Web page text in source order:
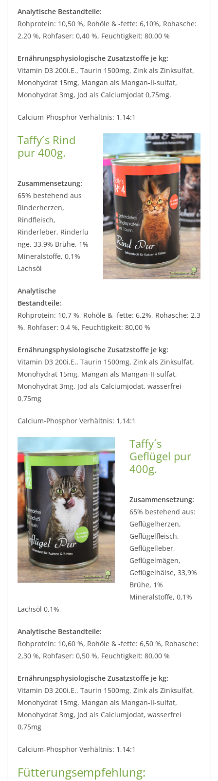
Analytische Bestandteile:
Rohprotein: 10,50 %, Rohöle & -fette: 6,10%, Rohasche:
2,20 %, Rohfaser: 0,40 %, Feuchtigkeit: 80,00 %
Ernährungsphysiologische Zusatzstoffe je kg:
Vitamin D3 200i.E., Taurin 1500mg, Zink als Zinksulfat,
Monohydrat 15mg, Mangan als Mangan-II-sulfat,
Monohydrat 3mg, Jod als Calciumjodat 0,75mg.
Calcium-Phosphor Verhältnis: 1,14:1
Taffy´s Rind
pur 400g.
Zusammensetzung:
65% bestehend aus
Rinderherzen,
Rindfleisch,
Rinderleber, Rinderlu
nge, 33,9% Brühe, 1%
Mineralstoffe, 0,1%
Lachsöl
Analytische
Bestandteile:
Rohprotein: 10,7 %, Rohöle & -fette: 6,2%, Rohasche: 2,3
%, Rohfaser: 0,4 %, Feuchtigkeit: 80,00 %
Ernährungsphysiologische Zusatzstoffe je kg:
Vitamin D3 200i.E., Taurin 1500mg, Zink als Zinksulfat,
Monohydrat 15mg, Mangan als Mangan-II-sulfat,
Monohydrat 3mg, Jod als Calciumjodat, wasserfrei
0,75mg
Calcium-Phosphor Verhältnis: 1,14:1
Taffy´s
Geflügel pur
400g.
Zusammensetzung:
65% bestehend aus:
Geflügelherzen,
Geflügelfleisch,
Geflügelleber,
Geflügelmägen,
Geflügelhälse, 33,9%
Brühe, 1%
Mineralstoffe, 0,1%
Lachsöl 0,1%
Analytische Bestandteile:
Rohprotein: 10,60 %, Rohöle & -fette: 6,50 %, Rohasche:
2,30 %, Rohfaser: 0,50 %, Feuchtigkeit: 80,00 %
Ernährungsphysiologische Zusatzstoffe je kg:
Vitamin D3 200i.E., Taurin 1500mg, Zink als Zinksulfat,
Monohydrat 15mg, Mangan als Mangan-II-sulfat,
Monohydrat 3mg, Jod als Calciumjodat, wasserfrei
0,75mg
Calcium-Phosphor Verhältnis: 1,14:1
Fütterungsempfehlung: